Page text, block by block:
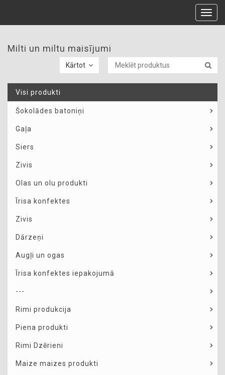
Milti un miltu maisījumi
Kārtot
Visi produkti
Šokolādes batoniņi
Gaļa
Siers
Zivis
Olas un olu produkti
Īrisa konfektes
Zivis
Dārzeņi
Augļi un ogas
Īrisa konfektes iepakojumā
---
Rimi produkcija
Piena produkti
Rimi Dzērieni
Maize maizes produkti